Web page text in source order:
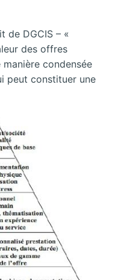
de DGCIS – «
des offres
condensée
peut constituer une